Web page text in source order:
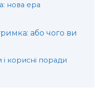
нова ера
або чого ви
корисні поради